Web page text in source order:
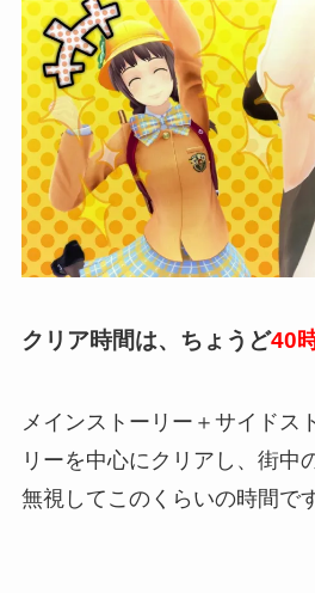
クリア時間は、ちょうど40
メインストーリー＋サイドス
リーを中心にクリアし、街中
無視してこのくらいの時間で